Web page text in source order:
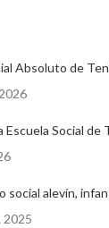
Absoluto de
Escuela Social de
social alevín,
2025